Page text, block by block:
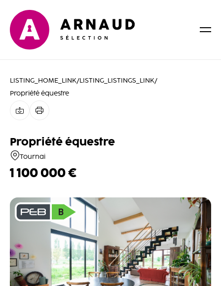
LISTING_HOME_LINK/LISTING_LISTINGS_LINK/
Propriété équestre
Propriété équestre
Tournai
1 100 000 €